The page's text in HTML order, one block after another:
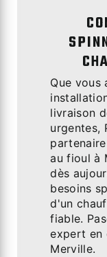
Que vous
livraison
urgentes,
au fioul à
dès
besoins
d'un
fiable.
expert en
Merville.